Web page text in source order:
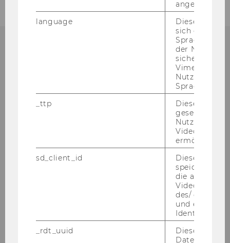
WU Newsletter
Erhalten Sie wertvolle Einblicke in aktuelle
Forschung, Veranstaltungen und Neuigkeiten
der WU Wien. Nutzen Sie das Wissen und die
Inspiration, um Ihre Karriere und Netzwerke
weiterzuentwickeln.
angemeldet
language
Dieses
sich die
der
Vimeo in der
Nutzer
Sprache
_ttp
Dieser
gesetzt, um
Nutzung des
Videoplayers
ermöglichen
sd_client_id
Dieses Cookie
speichert
die aktuellen
des/ der
und einen
_rdt_uuid
Dieses
Daten über